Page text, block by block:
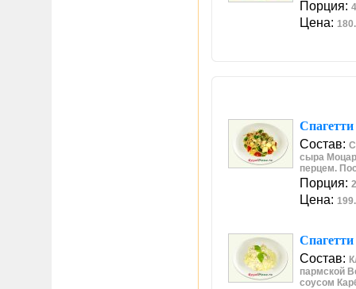
Порция:
Цена:
Состав:
сыра
перцем.
Порция:
Цена:
Состав:
пармской
соусом